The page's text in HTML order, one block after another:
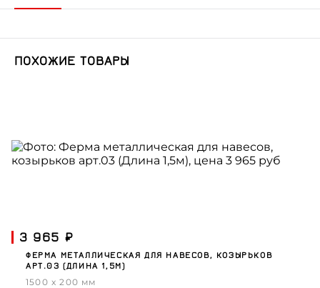
ПОХОЖИЕ ТОВАРЫ
3 965 ₽
ФЕРМА МЕТАЛЛИЧЕСКАЯ ДЛЯ НАВЕСОВ, КОЗЫРЬКОВ
АРТ.03 (ДЛИНА 1,5М)
1500 x 200 мм